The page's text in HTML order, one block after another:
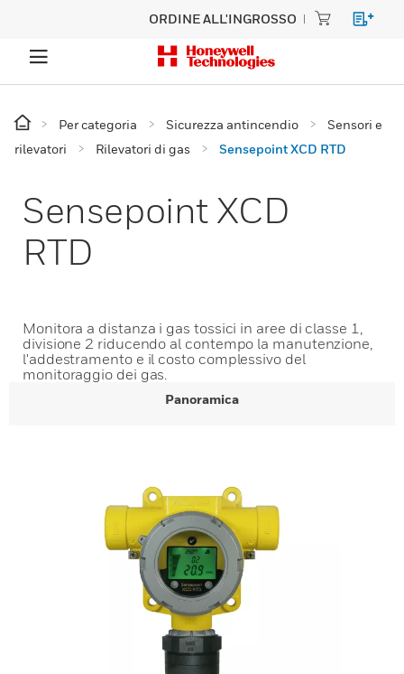
ORDINE ALL'INGROSSO
Per categoria Sicurezza antincendio
Sensori e
rilevatori
Rilevatori di gas Sensepoint XCD RTD
Sensepoint XCD
RTD
Monitora a distanza i gas tossici in aree di classe 1,
divisione 2 riducendo al contempo la manutenzione,
l'addestramento e il costo complessivo del
monitoraggio dei gas.
Panoramica